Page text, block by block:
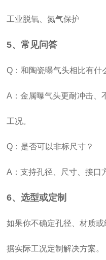
工业脱氧、氮气保护
5、常见问答
Q：和陶瓷曝气头相比有什
A：金属曝气头更耐冲击、
工况。
Q：是否可以非标尺寸？
A：支持孔径、尺寸、接口
6、选型或定制
如果你不确定孔径、材质
据实际工况定制解决方案。